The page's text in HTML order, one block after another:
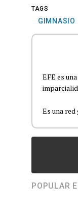
TAGS
GIMNASIO
EFE es
Es una
POPULAR